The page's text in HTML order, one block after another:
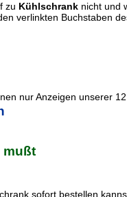
zu Kühlschranknicht und
verlinkten Buchstaben
nur Anzeigen unserer
mußt
sofort bestellen